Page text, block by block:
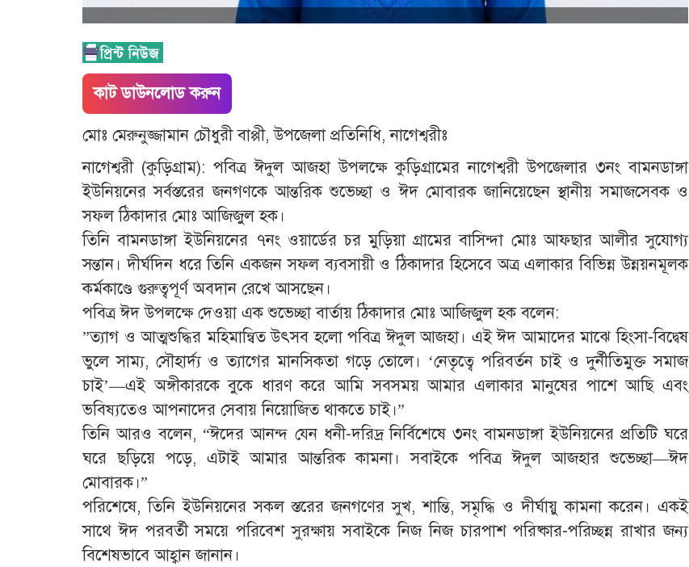
কাট ডাউনলোড করুন
মোঃ মেরুনুজ্জামান চৌধুরী বাপ্পী, উপজেলা প্রতিনিধি, নাগেশ্বরীঃ
​নাগেশ্বরী (কুড়িগ্রাম): পবিত্র ঈদুল আজহা উপলক্ষে কুড়িগ্রামের নাগেশ্বরী উপজেলার ৩নং বামনডাঙ্গা
ইউনিয়নের সর্বস্তরের জনগণকে আন্তরিক শুভেচ্ছা ও ঈদ মোবারক জানিয়েছেন স্থানীয় সমাজসেবক ও
সফল ঠিকাদার মোঃ আজিজুল হক।
​তিনি বামনডাঙ্গা ইউনিয়নের ৭নং ওয়ার্ডের চর মুড়িয়া গ্রামের বাসিন্দা মোঃ আফছার আলীর সুযোগ্য
সন্তান। দীর্ঘদিন ধরে তিনি একজন সফল ব্যবসায়ী ও ঠিকাদার হিসেবে অত্র এলাকার বিভিন্ন উন্নয়নমূলক
কর্মকাণ্ডে গুরুত্বপূর্ণ অবদান রেখে আসছেন।
​পবিত্র ঈদ উপলক্ষে দেওয়া এক শুভেচ্ছা বার্তায় ঠিকাদার মোঃ আজিজুল হক বলেন:
​”ত্যাগ ও আত্মশুদ্ধির মহিমান্বিত উৎসব হলো পবিত্র ঈদুল আজহা। এই ঈদ আমাদের মাঝে হিংসা-বিদ্বেষ
ভুলে সাম্য, সৌহার্দ্য ও ত্যাগের মানসিকতা গড়ে তোলে। ‘নেতৃত্বে পরিবর্তন চাই ও দুর্নীতিমুক্ত সমাজ
চাই’—এই অঙ্গীকারকে বুকে ধারণ করে আমি সবসময় আমার এলাকার মানুষের পাশে আছি এবং
ভবিষ্যতেও আপনাদের সেবায় নিয়োজিত থাকতে চাই।”
​তিনি আরও বলেন, “ঈদের আনন্দ যেন ধনী-দরিদ্র নির্বিশেষে ৩নং বামনডাঙ্গা ইউনিয়নের প্রতিটি ঘরে
ঘরে ছড়িয়ে পড়ে, এটাই আমার আন্তরিক কামনা। সবাইকে পবিত্র ঈদুল আজহার শুভেচ্ছা—ঈদ
মোবারক।”
​পরিশেষে, তিনি ইউনিয়নের সকল স্তরের জনগণের সুখ, শান্তি, সমৃদ্ধি ও দীর্ঘায়ু কামনা করেন। একই
সাথে ঈদ পরবর্তী সময়ে পরিবেশ সুরক্ষায় সবাইকে নিজ নিজ চারপাশ পরিষ্কার-পরিচ্ছন্ন রাখার জন্য
বিশেষভাবে আহ্বান জানান।